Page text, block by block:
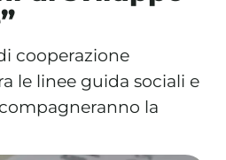
cooperazione
le linee guida sociali e
la